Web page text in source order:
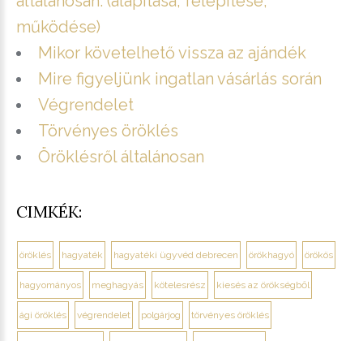
működése)
Mikor követelhető vissza az ajándék
Mire figyeljünk ingatlan vásárlás során
Végrendelet
Törvényes öröklés
Öröklésről általánosan
CIMKÉK:
öröklés hagyaték hagyatéki ügyvéd debrecen örökhagyó örökös
hagyományos meghagyás kötelesrész kiesés az örökségből
ági öröklés végrendelet polgárjog törvényes öröklés